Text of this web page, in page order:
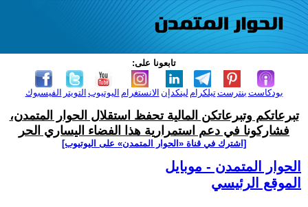
تابعونا على:
الفيسبوك التويتر اليوتيوب الانستغرام لينكدإن تيلكرامبنترست بودكاست
تبرعاتكم وتبرعاتكن المالية تحفظ استقلال الحوار المتمدن،
فشاركونا في دعم استمرارية هذا الفضاء اليساري الحر
[اشترك في قناة ‫«الحوار المتمدن» على اليوتيوب]
الحوار المتمدن - موبايل
الموقع الرئيسي